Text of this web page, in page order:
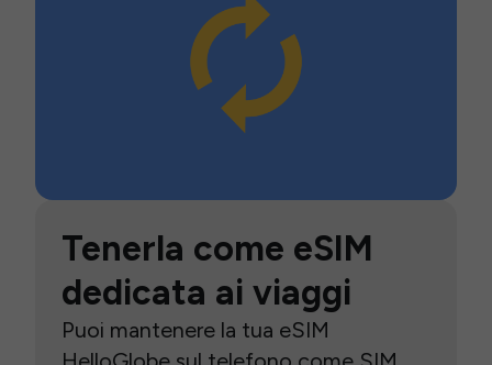
Tenerla come eSIM
dedicata ai viaggi
Puoi mantenere la tua eSIM